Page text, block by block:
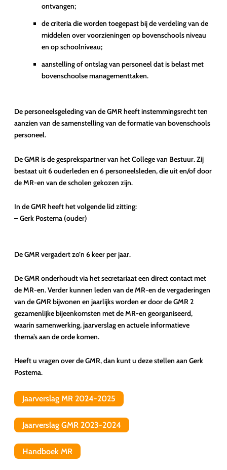
ontvangen;
de criteria die worden toegepast bij de verdeling van de
middelen over voorzieningen op bovenschools niveau
en op schoolniveau;
aanstelling of ontslag van personeel dat is belast met
bovenschoolse managementtaken.
De personeelsgeleding van de GMR heeft instemmingsrecht ten
aanzien van de samenstelling van de formatie van bovenschools
personeel.
De GMR is de gesprekspartner van het College van Bestuur. Zij
bestaat uit 6 ouderleden en 6 personeelsleden, die uit en/of door
de MR-en van de scholen gekozen zijn.
In de GMR heeft het volgende lid zitting:
– Gerk Postema (ouder)
De GMR vergadert zo’n 6 keer per jaar.
De GMR onderhoudt via het secretariaat een direct contact met
de MR-en. Verder kunnen leden van de MR-en de vergaderingen
van de GMR bijwonen en jaarlijks worden er door de GMR 2
gezamenlijke bijeenkomsten met de MR-en georganiseerd,
waarin samenwerking, jaarverslag en actuele informatieve
thema’s aan de orde komen.
Heeft u vragen over de GMR, dan kunt u deze stellen aan Gerk
Postema.
Jaarverslag MR 2024-2025
Jaarverslag GMR 2023-2024
Handboek MR